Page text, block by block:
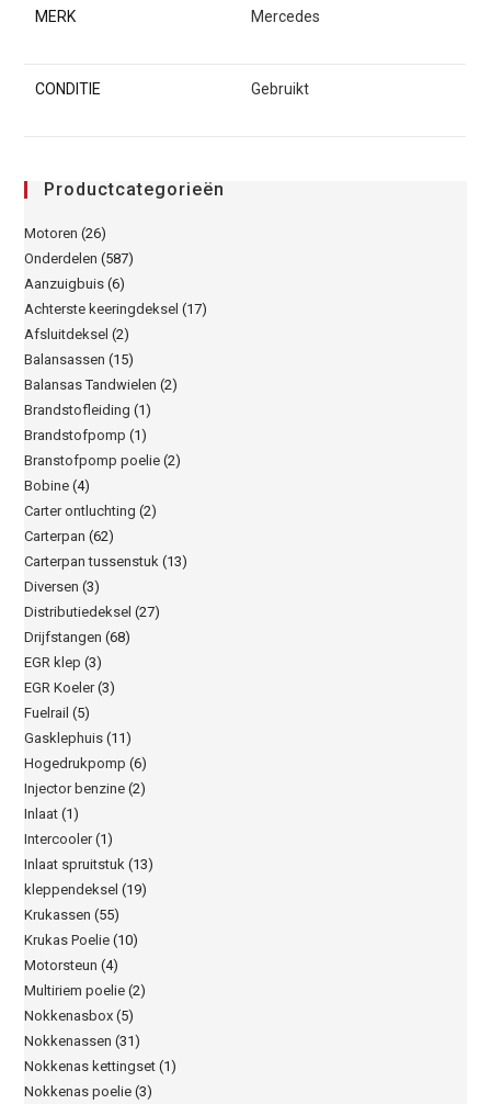
MERK Mercedes
CONDITIE Gebruikt
Productcategorieën
Motoren (26)
Onderdelen (587)
Aanzuigbuis (6)
Achterste keeringdeksel (17)
Afsluitdeksel (2)
Balansassen (15)
Balansas Tandwielen (2)
Brandstofleiding (1)
Brandstofpomp (1)
Branstofpomp poelie (2)
Bobine (4)
Carter ontluchting (2)
Carterpan (62)
Carterpan tussenstuk (13)
Diversen (3)
Distributiedeksel (27)
Drijfstangen (68)
EGR klep (3)
EGR Koeler (3)
Fuelrail (5)
Gasklephuis (11)
Hogedrukpomp (6)
Injector benzine (2)
Inlaat (1)
Intercooler (1)
Inlaat spruitstuk (13)
kleppendeksel (19)
Krukassen (55)
Krukas Poelie (10)
Motorsteun (4)
Multiriem poelie (2)
Nokkenasbox (5)
Nokkenassen (31)
Nokkenas kettingset (1)
Nokkenas poelie (3)